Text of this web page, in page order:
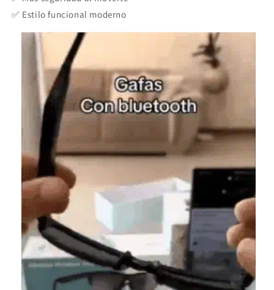
✅ Estilo funcional moderno